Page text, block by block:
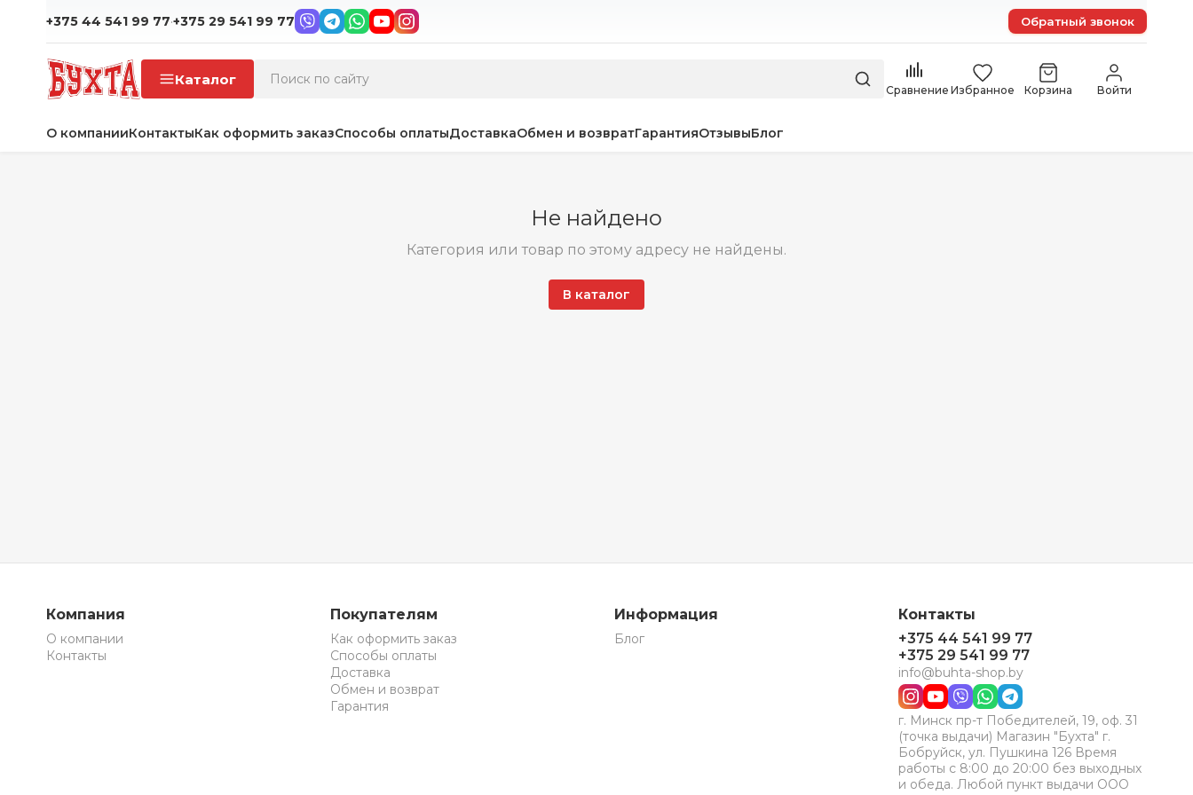
+375 44 541 99 77·+375 29 541 99 77 Обратный звонок
Каталог
Сравнение Избранное Корзина Войти
О компанииКонтактыКак оформить заказСпособы оплатыДоставкаОбмен и возвратГарантияОтзывыБлог
Не найдено
Категория или товар по этому адресу не найдены.
В каталог
Компания
О компании
Контакты
Покупателям
Как оформить заказ
Способы оплаты
Доставка
Обмен и возврат
Гарантия
Информация
Блог
Контакты
+375 44 541 99 77
+375 29 541 99 77
info@buhta-shop.by
г. Минск пр-т Победителей, 19, оф. 31
(точка выдачи) Магазин "Бухта" г.
Бобруйск, ул. Пушкина 126 Время
работы с 8:00 до 20:00 без выходных
и обеда. Любой пункт выдачи ООО